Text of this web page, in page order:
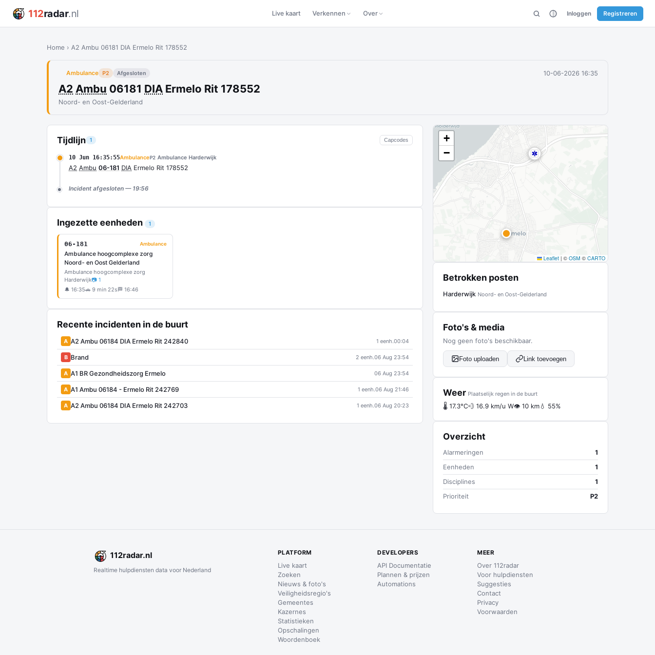
112radar.nl Live kaart Verkennen Over Inloggen Registreren
Home › A2 Ambu 06181 DIA Ermelo Rit 178552
Ambulance P2 Afgesloten 10-06-2026 16:35
A2 Ambu 06181 DIA Ermelo Rit 178552
Noord- en Oost-Gelderland
Tijdlijn 1 Capcodes
10 Jun 16:35:55AmbulanceP2 Ambulance Harderwijk
A2 Ambu 06-181 DIA Ermelo Rit 178552
Incident afgesloten — 19:56
Ingezette eenheden 1
06-181 Ambulance
Ambulance hoogcomplexe zorg
Noord- en Oost Gelderland
Ambulance hoogcomplexe zorg
Harderwijk📷 1
🔔 16:35🚗 9 min 22s 🏁 16:46
Recente incidenten in de buurt
A A2 Ambu 06184 DIA Ermelo Rit 242840 1 eenh.00:04
B Brand 2 eenh.06 Aug 23:54
A A1 BR Gezondheidszorg Ermelo 06 Aug 23:54
A A1 Ambu 06184 - Ermelo Rit 242769 1 eenh.06 Aug 21:46
A A2 Ambu 06184 DIA Ermelo Rit 242703 1 eenh.06 Aug 20:23
+
−
Leaflet | © OSM © CARTO
Betrokken posten
Harderwijk Noord- en Oost-Gelderland
Foto's & media
Nog geen foto's beschikbaar.
Foto uploaden Link toevoegen
Weer Plaatselijk regen in de buurt
🌡 17.3°C💨 16.9 km/u W👁 10 km💧 55%
Overzicht
Alarmeringen
1
Eenheden
1
Disciplines
1
Prioriteit
P2
112radar.nl
Realtime hulpdiensten data voor Nederland
PLATFORM
Live kaart
Zoeken
Nieuws & foto's
Veiligheidsregio's
Gemeentes
Kazernes
Statistieken
Opschalingen
Woordenboek
DEVELOPERS
API Documentatie
Plannen & prijzen
Automations
MEER
Over 112radar
Voor hulpdiensten
Suggesties
Contact
Privacy
Voorwaarden